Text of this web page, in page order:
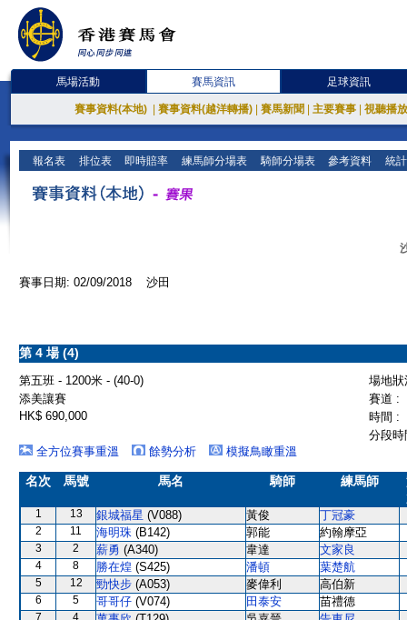
馬場活動 賽馬資訊 足球資訊
賽事資料(本地) 賽事資料(越洋轉播) 賽馬新聞 主要賽事 視聽播
報名表 排位表 即時賠率 練馬師分場表 騎師分場表 參考資料 統
賽事日期: 02/09/2018 沙田
第 4 場 (4)
第五班 - 1200米 - (40-0)
場地
添美讓賽
賽道 :
HK$ 690,000
時間 :
分段
全方位賽事重溫
餘勢分析 模擬鳥瞰重溫
名次 馬號 馬名 騎師 練馬師
1 13 銀城福星 (V088) 黃俊 丁冠豪
2 11 海明珠 (B142) 郭能 約翰摩亞
3 2 薪勇 (A340) 韋達 文家良
4 8 勝在煌 (S425) 潘頓 葉楚航
5 12 勁快步 (A053) 麥偉利 高伯新
6 5 哥哥仔 (V074) 田泰安 苗禮德
7 4